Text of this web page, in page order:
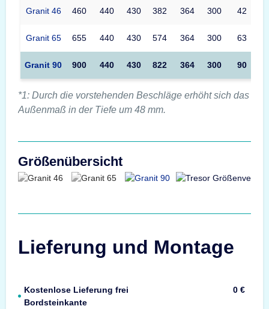
Granit 46 460 440 430 382 364 300 42
Granit 65 655 440 430 574 364 300 63
Granit 90 900 440 430 822 364 300 90
*1: Durch die vorstehenden Beschläge erhöht sich das
Außenmaß in der Tiefe um 48 mm.
Größenübersicht
Lieferung und Montage
Kostenlose Lieferung frei
Bordsteinkante
0 €